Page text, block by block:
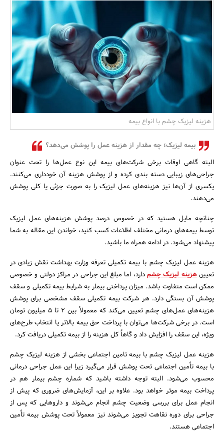
بانک، بیمه و سرمایه
مسکن و ساختمان
جستجو
هزینه لیزیک چشم با انواع بیمه
بیمه لیزیک؛ چه مقدار از هزینه عمل را پوشش می‌دهد؟
البته گاهی اوقات برخی شرکت‌های بیمه این نوع عمل‌ها را تحت عنوان
جراحی‌های زیبایی دسته ‌بندی کرده و از پوشش هزینه آن خودداری می‌کنند.
یکسری از آن‌ها نیز هزینه‌های عمل لیزیک را به صورت جزئی یا کلی پوشش
می‌دهند.
چنانچه مایل هستید که در خصوص درصد پوشش هزینه‌های عمل لیزیک
توسط بیمه‌های درمانی مختلف اطلاعات کسب کنید، خواندن این مقاله به شما
پیشنهاد می‌شود. در ادامه همراه ما باشید.
هزینه عمل لیزیک چشم با بیمه تکمیلی تعرفه وزارت بهداشت نقش زیادی در
تعیینهزینه‌ لیزیک چشمدارد، اما مبلغ این جراحی در مراکز دولتی و خصوصی
ممکن است متفاوت باشد. میزان پرداختی بیمار به شرایط بیمه تکمیلی و سقف
پوشش آن بستگی دارد. هر شرکت بیمه تکمیلی سقف مشخصی برای پوشش
هزینه‌های عمل‌های چشم تعیین می‌کند که معمولاً بین ۲ تا ۵ میلیون تومان
است. در برخی شرکت‌ها می‌توان با پرداخت حق‌ بیمه بالاتر یا انتخاب طرح‌های
ویژه، این سقف را افزایش داد و گاهاً کل هزینه را از بیمه تکمیلی دریافت کرد.
هزینه عمل لیزیک چشم با بیمه تامین اجتماعی بخشی از هزینه لیزیک چشم
با بیمه تأمین اجتماعی تحت پوشش قرار می‌گیرد زیرا این عمل جراحی درمانی
محسوب می‌شود. البته توجه داشته باشید که شماره چشم بیمار هم در
پرداخت بیمه موثر خواهد بود. علاوه بر این، آزمایش‌های ضروری که پیش از
انجام عمل برای بررسی وضعیت چشم انجام می‌شوند و داروهایی که پس از
جراحی برای دوره نقاهت تجویز می‌شوند نیز معمولاً تحت پوشش بیمه تأمین
اجتماعی هستند.